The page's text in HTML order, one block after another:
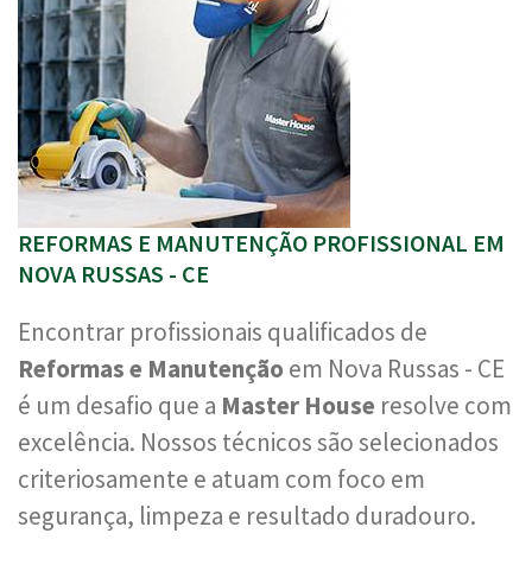
REFORMAS E MANUTENÇÃO PROFISSIONAL EM
NOVA RUSSAS - CE
Encontrar profissionais qualificados de
Reformas e Manutenção em Nova Russas - CE
é um desafio que a Master House resolve com
excelência. Nossos técnicos são selecionados
criteriosamente e atuam com foco em
segurança, limpeza e resultado duradouro.